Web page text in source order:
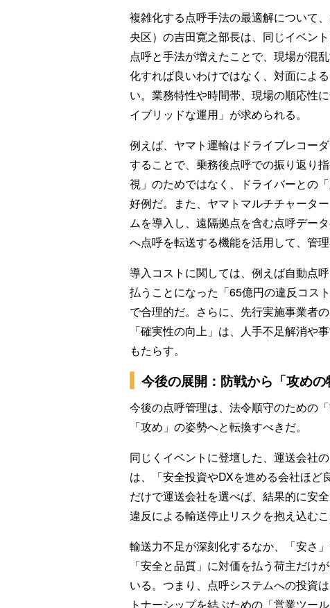
複雑化する点呼手法の最適解について
央区）の吉田寛之部長は、同じイベン
点呼と手法が増えたことで、現場が混
化すれば良いわけではなく、対面によ
い。業務特性や時間帯、現場の順応性
イブリッドな運用」が求められる。
例えば、ヤマト運輸はドライブレコー
することで、乗務後点呼での振り返り
視」のためではなく、ドライバーとの
好例だ。また、ヤマトマルチチャータ
ムを導入し、遠隔拠点を含む点呼デー
へ点呼を転送する機能を活用して、管
導入コストに関しては、例えば自動点
払うことになった「65億円の違反コス
で合理的だ。さらに、先行実施事業者
「確実性の向上」は、人手不足解消や
もたらす。
今後の展開：防戦から「攻め
今後の点呼管理は、法令順守のための
「攻め」の姿勢へと転換すべきだ。
同じくイベントに登壇した、運送会社
は、「安全投資やDXを進める会社ほど
だけで運送会社を選べば、結果的に安
違反による輸送停止リスクを抱え込むこ
輸送力不足が深刻化するなか、「安さ
「安全と品質」に対価を払う荷主だけ
いる。つまり、点呼システムへの投資
トナーシップを結ぶための「営業ツー